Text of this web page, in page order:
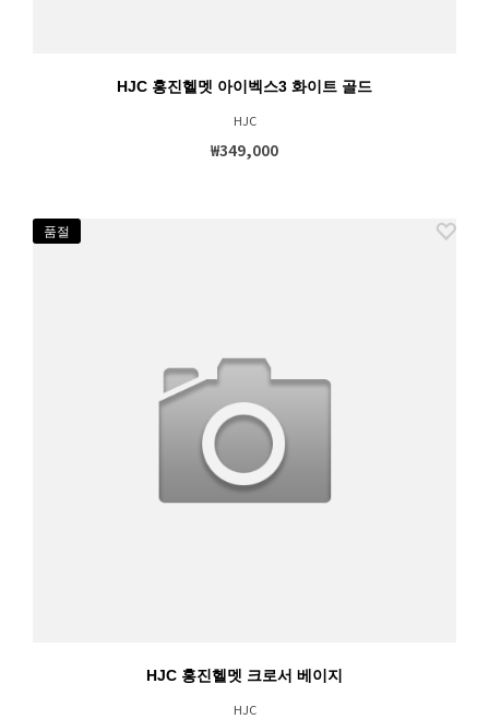
HJC 홍진헬멧 아이벡스3 화이트 골드
HJC
₩349,000
품절
HJC 홍진헬멧 크로서 베이지
HJC